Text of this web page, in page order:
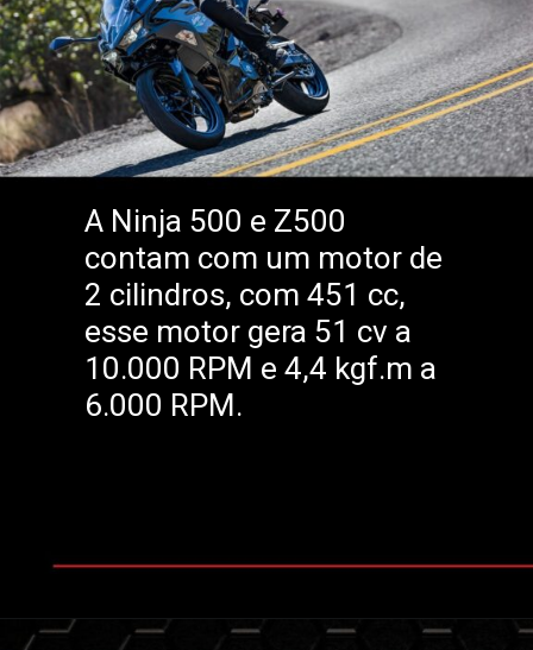
A Ninja 500 e Z500
contam com um motor de
2 cilindros, com 451 cc,
esse motor gera 51 cv a
10.000 RPM e 4,4 kgf.m a
6.000 RPM.